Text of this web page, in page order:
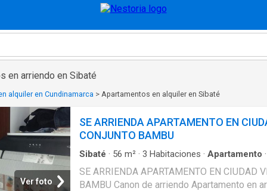
en arriendo en Sibaté
alquiler en Cundinamarca > Apartamentos en alquiler en Sibaté
Ver foto
SE ARRIENDA APARTAMENTO EN
CONJUNTO BAMBU
Sibaté · 56 m² · 3 Habitaciones · Apartamento ·
SE ARRIENDA APARTAMENTO EN CIUDAD
BAMBU Canon de arriendo Apartamento en